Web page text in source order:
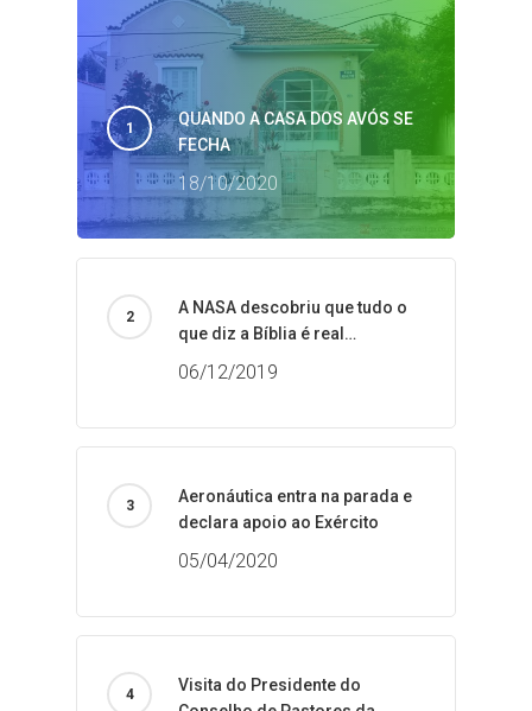
QUANDO A CASA DOS AVÓS SE
FECHA
18/10/2020
A NASA descobriu que tudo o
que diz a Bíblia é real…
06/12/2019
Aeronáutica entra na parada e
declara apoio ao Exército
05/04/2020
Visita do Presidente do